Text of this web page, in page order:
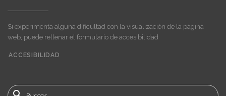
Si experimenta alguna dificultad con la visualización de la página
web, puede rellenar el formulario de accesibilidad
menu
ACCESIBILIDAD
Buscar